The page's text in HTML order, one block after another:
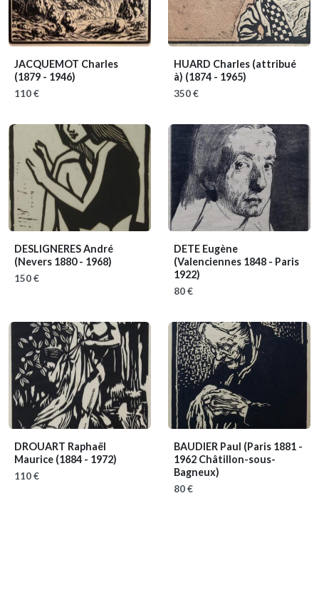
JACQUEMOT Charles
(1879 - 1946)
110 €
HUARD Charles (attribué
à) (1874 - 1965)
350 €
DESLIGNERES André
(Nevers 1880 - 1968)
150 €
DETE Eugène
(Valenciennes 1848 - Paris
1922)
80 €
DROUART Raphaël
Maurice (1884 - 1972)
110 €
BAUDIER Paul (Paris 1881 -
1962 Châtillon-sous-
Bagneux)
80 €